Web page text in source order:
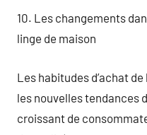
10. Les changements
linge de maison
Les habitudes d’achat
les nouvelles tendances
croissant de